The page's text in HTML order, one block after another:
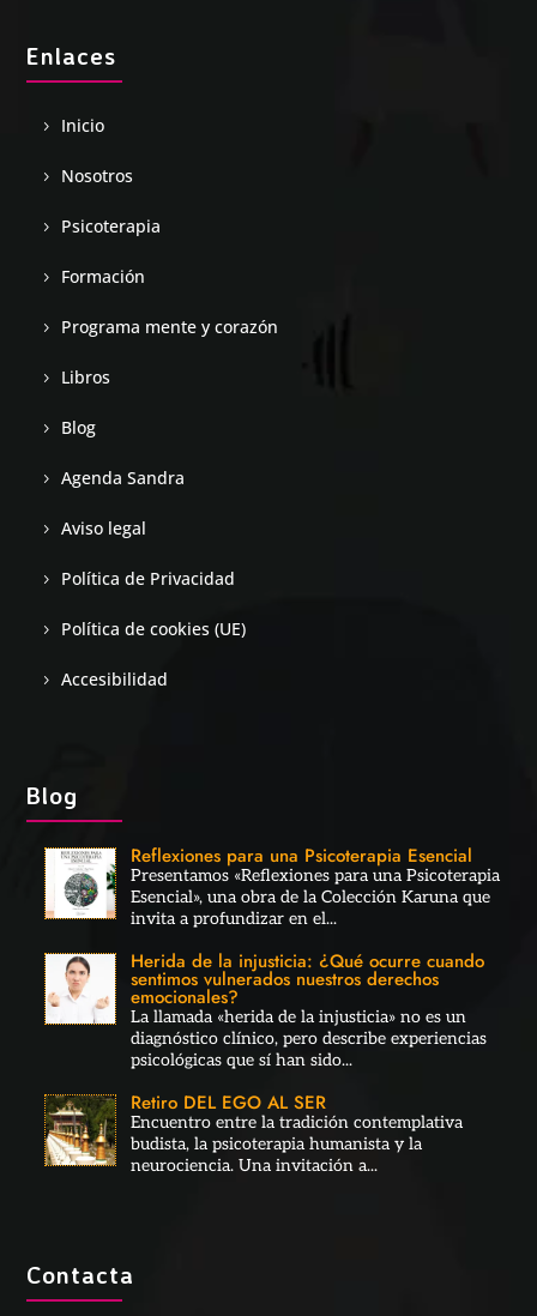
Enlaces
Inicio
Nosotros
Psicoterapia
Formación
Programa mente y corazón
Libros
Blog
Agenda Sandra
Aviso legal
Política de Privacidad
Política de cookies (UE)
Accesibilidad
Blog
Reflexiones para una Psicoterapia Esencial
Presentamos «Reflexiones para una Psicoterapia
Esencial», una obra de la Colección Karuna que
invita a profundizar en el...
Herida de la injusticia: ¿Qué ocurre cuando
sentimos vulnerados nuestros derechos
emocionales?
La llamada «herida de la injusticia» no es un
diagnóstico clínico, pero describe experiencias
psicológicas que sí han sido...
Retiro DEL EGO AL SER
Encuentro entre la tradición contemplativa
budista, la psicoterapia humanista y la
neurociencia. Una invitación a...
Contacta